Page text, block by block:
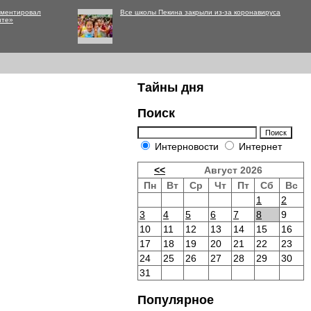
Все школы Пекина закрыли из-за коронавируса
Тайны дня
Поиск
Интерновости Интернет
<<
Август 2026
Пн
Вт Ср Чт Пт Сб
Вс
1
2
3
4 5 6 7 8
9
10
11 12 13 14 15
16
17
18 19 20 21 22
23
24
25 26 27 28 29
30
31
Популярное